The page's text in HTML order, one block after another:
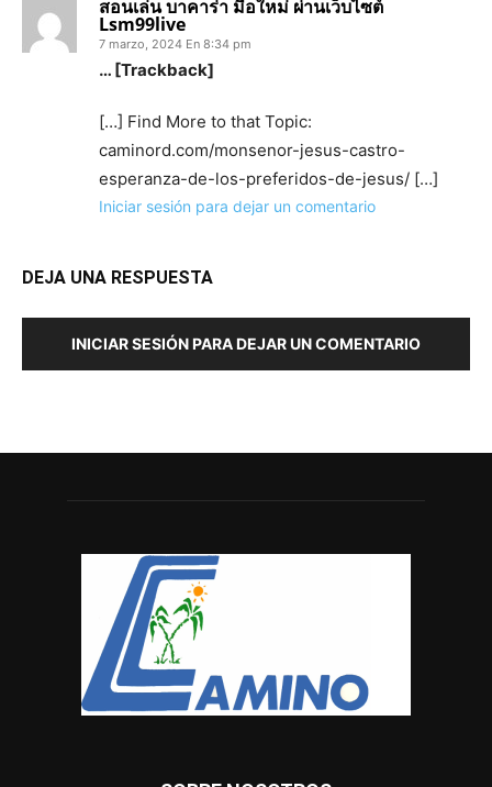
สอนเล่น บาคาร่า มือใหม่ ผ่านเว็บไซต์
Lsm99live
7 marzo, 2024 En 8:34 pm
… [Trackback]
[…] Find More to that Topic:
caminord.com/monsenor-jesus-castro-
esperanza-de-los-preferidos-de-jesus/ […]
Iniciar sesión para dejar un comentario
DEJA UNA RESPUESTA
INICIAR SESIÓN PARA DEJAR UN COMENTARIO